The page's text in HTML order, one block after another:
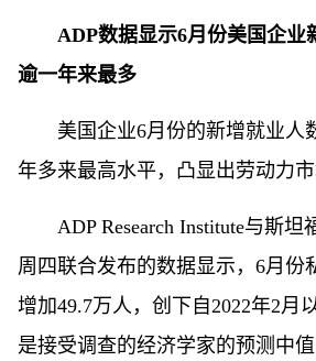
ADP数据显示6月份美国企业
逾一年来最多
美国企业6月份的新增就业人
年多来最高水平，凸显出劳动力市
ADP Research Institute与斯
周四联合发布的数据显示，6月份
增加49.7万人，创下自2022年2月
是接受调查的经济学家的预测中值